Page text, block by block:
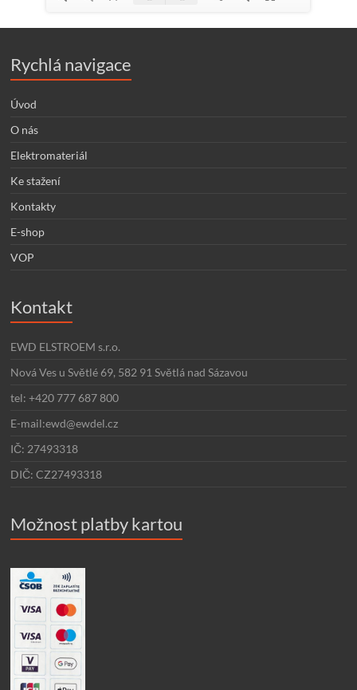
Rychlá navigace
Úvod
O nás
Elektromateriál
Ke stažení
Kontakty
E-shop
VOP
Kontakt
EWD ELSTROEM s.r.o.
Nová Ves u Světlé 69, 582 91 Světlá nad Sázavou
tel: +420 777 687 800
E-mail:ewd@ewdel.cz
IČ: 27493318
DIČ: CZ27493318
Možnost platby kartou